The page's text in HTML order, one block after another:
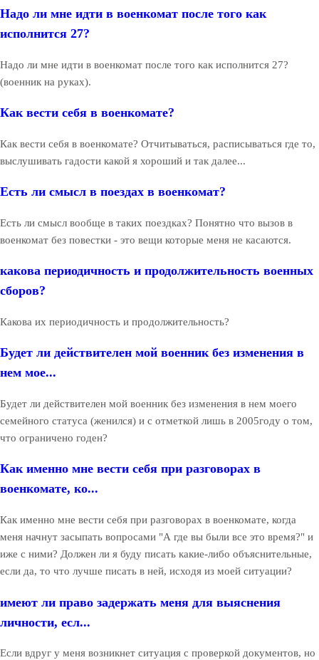
Надо ли мне идти в военкомат после того как
исполнится 27?
Надо ли мне идти в военкомат после того как исполнится 27?
(военник на руках).
Как вести себя в военкомате?
Как вести себя в военкомате? Отчитываться, расписываться где то,
выслушивать гадости какой я хороший и так далее...
Есть ли смысл в поездах в военкомат?
Есть ли смысл вообще в таких поездках? Понятно что вызов в
военкомат без повестки - это вещи которые меня не касаются.
какова периодичность и продолжительность военных
сборов?
Какова их периодичность и продолжительность?
Будет ли действителен мой военник без изменения в
нем мое...
Будет ли действителен мой военник без изменения в нем моего
семейного статуса (женился) и с отметкой лишь в 2005году о том,
что ограничено годен?
Как именно мне вести себя при разговорах в
военкомате, ко...
Как именно мне вести себя при разговорах в военкомате, когда
меня начнут засыпать вопросами "А где вы были все это время?" и
иже с ними? Должен ли я буду писать какие-либо объяснительные,
если да, то что лучше писать в ней, исходя из моей ситуации?
имеют ли право задержать меня для выяснения
личности, есл...
Если вдруг у меня возникнет ситуация с проверкой документов, но